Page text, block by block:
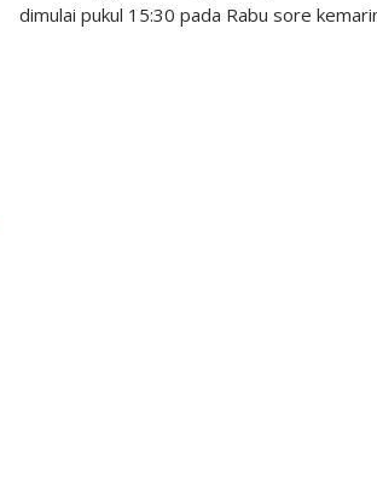
dimulai pukul 15:30 pada Rabu sore